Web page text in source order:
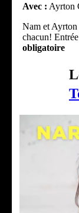
Avec : Ayrton
Nam et Ayrton
chacun!
obligatoire